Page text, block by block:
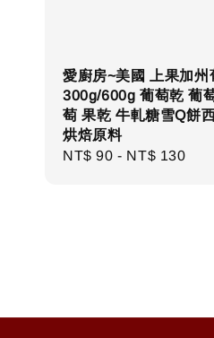
愛廚房~美國 上果加州
300g/600g 葡萄乾 葡
萄 果乾 牛軋糖雪Q餅
烘焙原料
Regular
NT$ 90 - NT$ 130